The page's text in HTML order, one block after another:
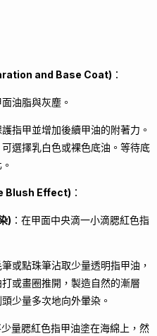
and Base Coat) ：
油脂與灰塵。
指甲並增加後續甲油的附著力。
選擇乳白色或裸色底油。等待底
Blush Effect) ：
) ：在甲面中央滴一小滴腮紅色指
或點珠筆沾取少量透明指甲油，
或畫圈推開，製造自然的漸層
少量多次地向外暈染。
少量腮紅色指甲油塗在海綿上，然